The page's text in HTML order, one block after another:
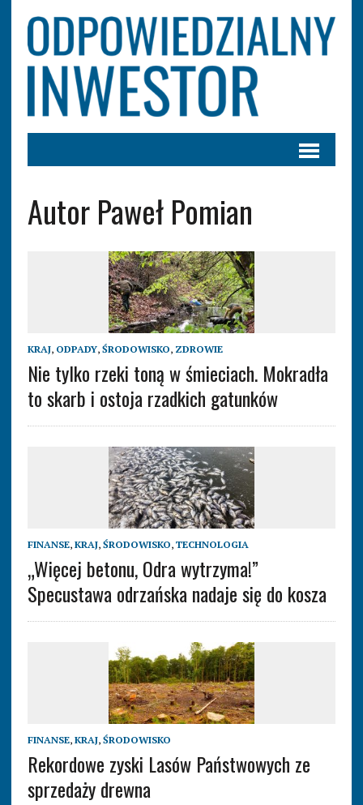
Autor Paweł Pomian
KRAJ, ODPADY, ŚRODOWISKO, ZDROWIE
Nie tylko rzeki toną w śmieciach. Mokradła
to skarb i ostoja rzadkich gatunków
FINANSE, KRAJ, ŚRODOWISKO, TECHNOLOGIA
„Więcej betonu, Odra wytrzyma!”
Specustawa odrzańska nadaje się do kosza
FINANSE, KRAJ, ŚRODOWISKO
Rekordowe zyski Lasów Państwowych ze
sprzedaży drewna